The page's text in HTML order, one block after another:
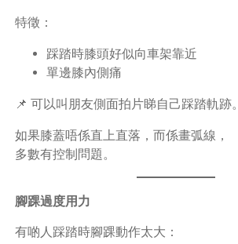
特徵：
踩踏時膝頭好似向車架靠近
單邊膝內側痛
📌 可以叫朋友側面拍片睇自己踩踏軌跡。
如果膝蓋唔係直上直落，而係畫弧線，
多數有控制問題。
腳踝過度用力
有啲人踩踏時腳踝動作太大：